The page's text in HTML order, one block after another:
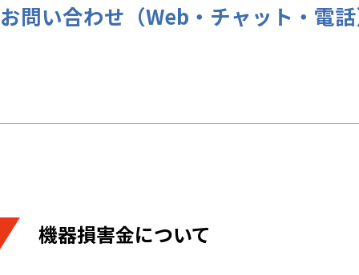
お問い合わせ（Web・チャット・電
機器損害金について